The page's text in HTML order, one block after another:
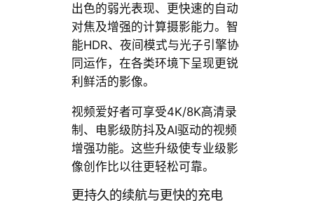
出色的弱光表现、更快速的自动
对焦及增强的计算摄影能力。智
能HDR、夜间模式与光子引擎协
同运作，在各类环境下呈现更锐
利鲜活的影像。
视频爱好者可享受4K/8K高清录
制、电影级防抖及AI驱动的视频
增强功能。这些升级使专业级影
像创作比以往更轻松可靠。
更持久的续航与更快的充电